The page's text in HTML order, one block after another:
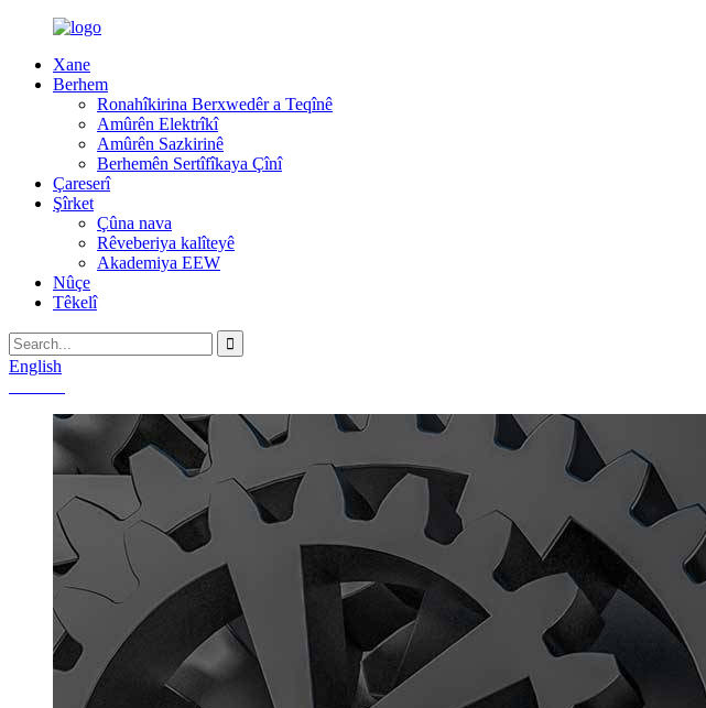
Xane
Berhem
Ronahîkirina Berxwedêr a Teqînê
Amûrên Elektrîkî
Amûrên Sazkirinê
Berhemên Sertîfîkaya Çînî
Çareserî
Şîrket
Çûna nava
Rêveberiya kalîteyê
Akademiya EEW
Nûçe
Têkelî
English